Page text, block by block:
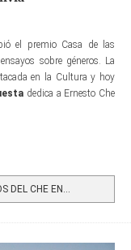
el premio Casa de las
sobre géneros. La
en la Cultura y hoy
dedica a Ernesto Che
DEL CHE EN...